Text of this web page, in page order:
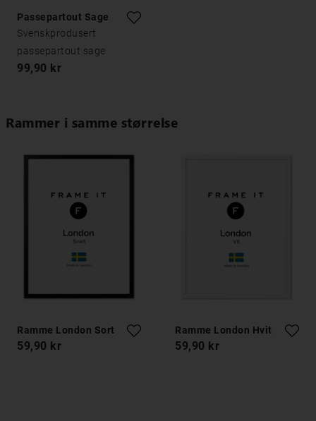
Passepartout Sage
Svenskprodusert
passepartout sage
99,90 kr
Rammer i samme størrelse
Ramme London Sort
59,90 kr
Ramme London Hvit
59,90 kr